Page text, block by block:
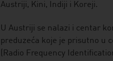
Austriji, Kini, Indiji i Koreji.
U Austriji se nalazi i centar
preduzeća koje je prisutno u
(Radio Frequency